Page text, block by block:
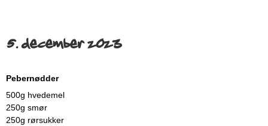
5. december 2023
Pebernødder
500g hvedemel
250g smør
250g rørsukker